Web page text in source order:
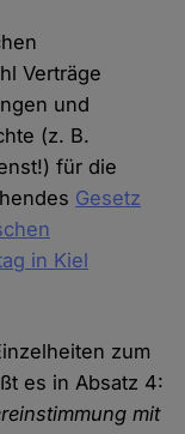
Verträge
und
(z. B.
für die
Gesetz
in Kiel
zum
es in Absatz 4:
mit